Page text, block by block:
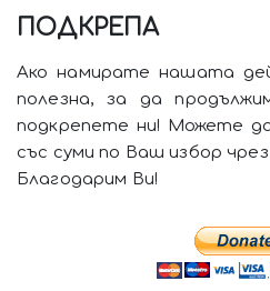
ПОДКРЕПА
Ако намирате нашата
полезна, за да
подкрепете ни! Можете
със суми по Ваш избор чрез
Благодарим Ви!